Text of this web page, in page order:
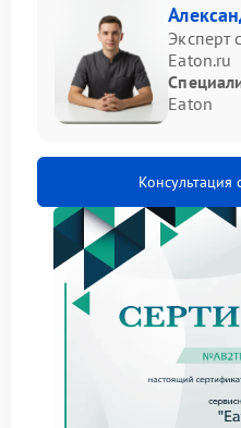
Характерным признаком
ИБП без видимых
принудительно
предотвращения
Среди основных
регулярные
умеренной нагрузке;
повышенная
режимах
отсутствие реакции
отсека.
Выявление причины сбоя
датчиков и цепей
режимом. Специалисты
надежности соединений,
термодатчиков и
— эти факторы
Эксперт
Eaton.ru
Eaton
Консультация